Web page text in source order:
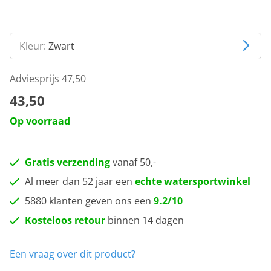
Kleur: Zwart
Adviesprijs 47,50
43,50
Op voorraad
Gratis verzendingvanaf 50,-
Al meer dan 52 jaar een echte watersportwinkel
5880 klanten geven ons een 9.2/10
Kosteloos retour binnen 14 dagen
Een vraag over dit product?